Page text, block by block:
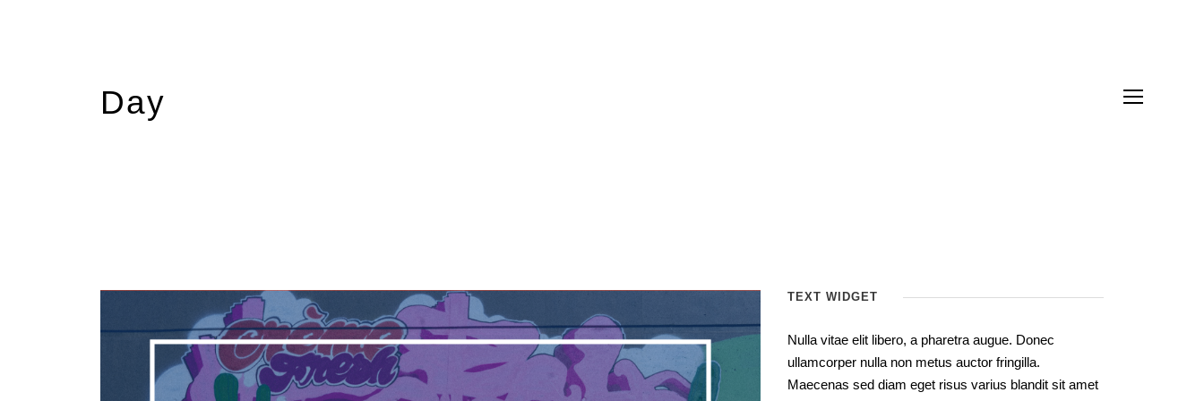
Day
TEXT WIDGET
Nulla vitae elit libero, a pharetra augue. Donec
ullamcorper nulla non metus auctor fringilla.
Maecenas sed diam eget risus varius blandit sit amet